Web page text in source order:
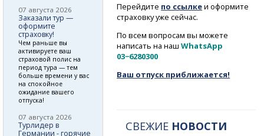
Перейдите по ссылкеи оформите
страховку уже сейчас.
По всем вопросам вы можете
написать на нашWhatsApp
03−6280300
Ваш отпуск приближается!
СВЕЖИЕ НОВОСТИ
07 августа 2026
Заказали тур —
оформите
страховку!
Чем раньше вы
активируете ваш
страховой полис на
период тура — тем
больше времени у вас
на спокойное
ожидание вашего
отпуска!
07 августа 2026
Турлидер в
Германии - горячие